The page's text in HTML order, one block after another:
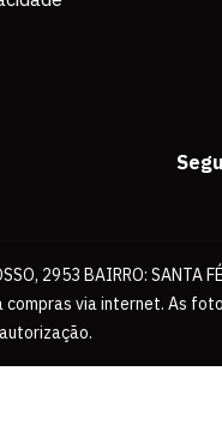
2953 BAIRRO: SANTA
via internet. As